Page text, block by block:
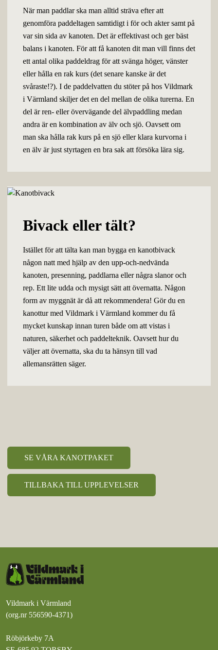
När man paddlar ska man alltid sträva efter att
genomföra paddeltagen samtidigt i för och akter samt på
var sin sida av kanoten. Det är effektivast och ger bäst
balans i kanoten. För att få kanoten dit man vill finns det
ett antal olika paddeldrag för att svänga höger, vänster
eller hålla en rak kurs (det senare kanske är det
svåraste!?). I de paddelvatten du stöter på hos Vildmark
i Värmland skiljer det en del mellan de olika turerna. En
del är ren- eller övervägande del älvpaddling medan
andra är en kombination av älv och sjö. Oavsett om
man ska hålla rak kurs på en sjö eller klara kurvorna i
en älv är just styrtagen en bra sak att försöka lära sig.
Bivack eller tält?
Istället för att tälta kan man bygga en kanotbivack
någon natt med hjälp av den upp-och-nedvända
kanoten, presenning, paddlarna eller några slanor och
rep. Ett lite udda och mysigt sätt att övernatta. Någon
form av myggnät är då att rekommendera! Gör du en
kanottur med Vildmark i Värmland kommer du få
mycket kunskap innan turen både om att vistas i
naturen, säkerhet och paddelteknik. Oavsett hur du
väljer att övernatta, ska du ta hänsyn till vad
allemansrätten säger.
SE VÅRA KANOTPAKET
TILLBAKA TILL UPPLEVELSER
Vildmark i Värmland
(org.nr 556590-4371)
Röbjörkeby 7A